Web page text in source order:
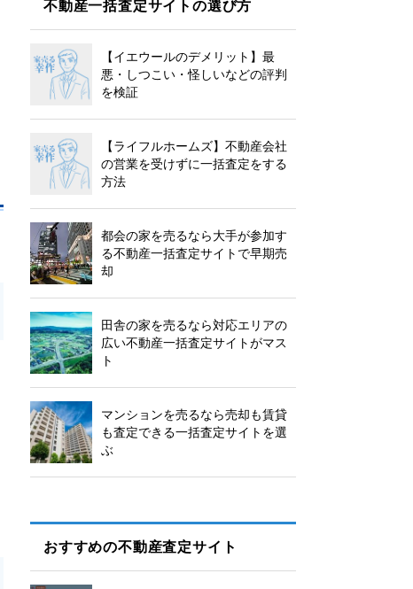
不動産一括査定サイトの選び方
【イエウールのデメリット】最
悪・しつこい・怪しいなどの評判
を検証
【ライフルホームズ】不動産会社
の営業を受けずに一括査定をする
方法
都会の家を売るなら大手が参加す
る不動産一括査定サイトで早期売
却
田舎の家を売るなら対応エリアの
広い不動産一括査定サイトがマス
ト
マンションを売るなら売却も賃貸
も査定できる一括査定サイトを選
ぶ
おすすめの不動産査定サイト